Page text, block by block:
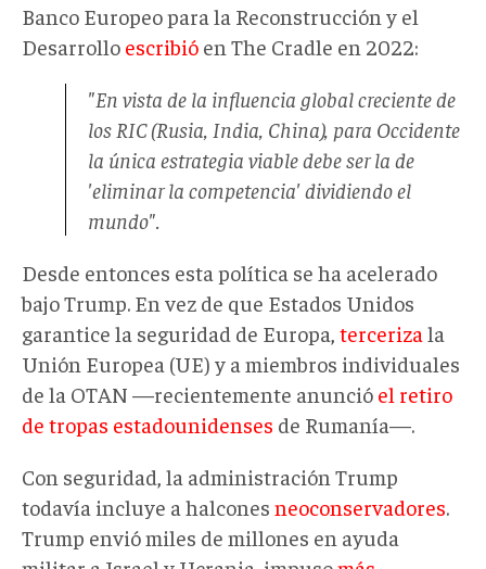
Banco Europeo para la Reconstrucción y el
Desarrollo escribió en The Cradle en 2022:
"En vista de la influencia global creciente de
los RIC (Rusia, India, China), para Occidente
la única estrategia viable debe ser la de
'eliminar la competencia' dividiendo el
mundo".
Desde entonces esta política se ha acelerado
bajo Trump. En vez de que Estados Unidos
garantice la seguridad de Europa, terceriza la
Unión Europea (UE) y a miembros individuales
de la OTAN —recientemente anunció el retiro
de tropas estadounidenses de Rumanía—.
Con seguridad, la administración Trump
todavía incluye a halcones neoconservadores.
Trump envió miles de millones en ayuda